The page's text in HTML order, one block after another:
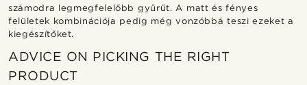
számodra legmegfelelőbb gyűrűt. A matt és fényes
felületek kombinációja pedig még vonzóbbá teszi ezeket a
kiegészítőket.
ADVICE ON PICKING THE RIGHT
PRODUCT